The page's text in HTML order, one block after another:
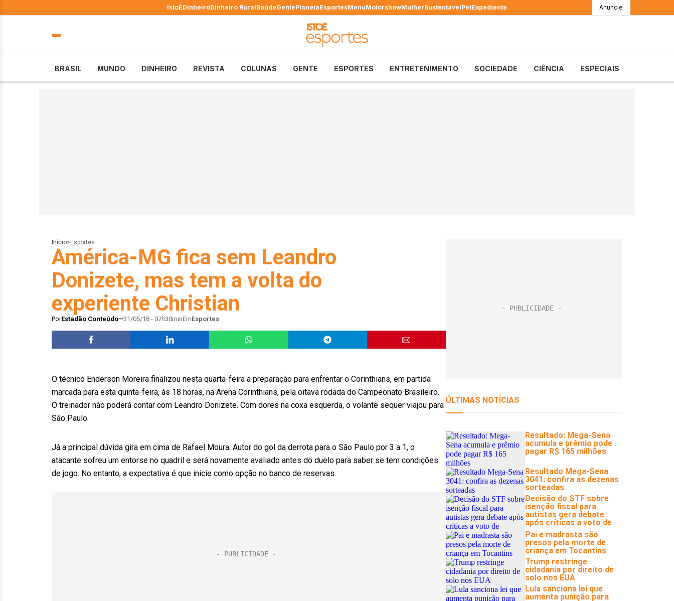
IstoÉDinheiroDinheiro RuralSaúdeGentePlanetaEsportesMenuMotorshowMulherSustentávelPetExpediente Anuncie
BRASIL MUNDO DINHEIRO REVISTA COLUNAS GENTE ESPORTES ENTRETENIMENTO SOCIEDADE CIÊNCIA ESPECIAIS
Início> Esportes
América-MG fica sem Leandro
Donizete, mas tem a volta do
experiente Christian
PorEstadão Conteúdo 31/05/18 - 07h30minEmEsportes
O técnico Enderson Moreira finalizou nesta quarta-feira a preparação para enfrentar o Corinthians, em partida
marcada para esta quinta-feira, às 18 horas, na Arena Corinthians, pela oitava rodada do Campeonato Brasileiro.
O treinador não poderá contar com Leandro Donizete. Com dores na coxa esquerda, o volante sequer viajou para
São Paulo.
Já a principal dúvida gira em cima de Rafael Moura. Autor do gol da derrota para o São Paulo por 3 a 1, o
atacante sofreu um entorse no quadril e será novamente avaliado antes do duelo para saber se tem condições
de jogo. No entanto, a expectativa é que inicie como opção no banco de reservas.